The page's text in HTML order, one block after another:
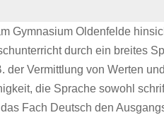
Gymnasium Oldenfelde
durch ein breites
der Vermittlung von Werten
die Sprache sowohl
Fach Deutsch den